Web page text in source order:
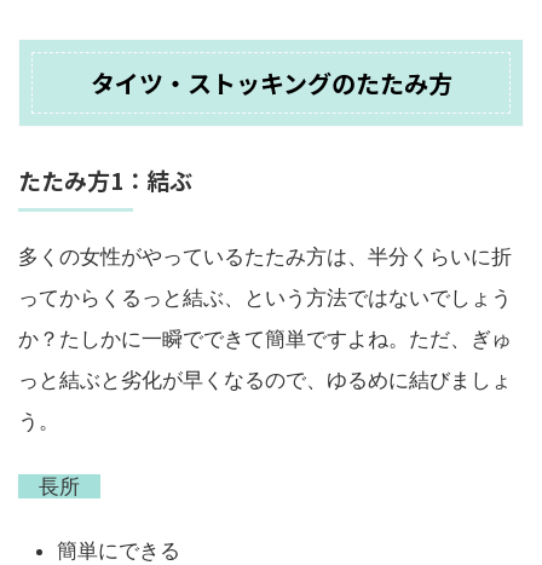
タイツ・ストッキングのたたみ方
たたみ方1：結ぶ
多くの女性がやっているたたみ方は、半分くらいに折
ってからくるっと結ぶ、という方法ではないでしょう
か？たしかに一瞬でできて簡単ですよね。ただ、ぎゅ
っと結ぶと劣化が早くなるので、ゆるめに結びましょ
う。
長所
簡単にできる